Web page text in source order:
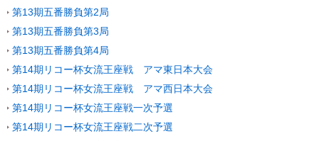
第13期五番勝負第2局
第13期五番勝負第3局
第13期五番勝負第4局
第14期リコー杯女流王座戦 アマ東日本大会
第14期リコー杯女流王座戦 アマ西日本大会
第14期リコー杯女流王座戦一次予選
第14期リコー杯女流王座戦二次予選